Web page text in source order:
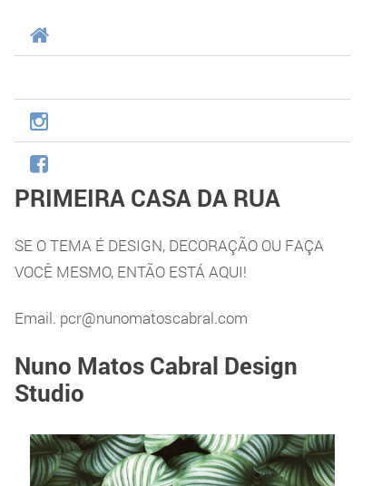
PRIMEIRA CASA DA RUA
SE O TEMA É DESIGN, DECORAÇÃO OU FAÇA
VOCÊ MESMO, ENTÃO ESTÁ AQUI!
Email. pcr@nunomatoscabral.com
Nuno Matos Cabral Design
Studio